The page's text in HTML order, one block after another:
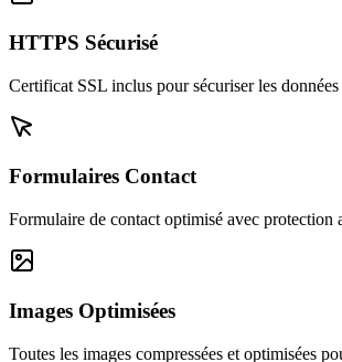
HTTPS Sécurisé
Certificat SSL inclus pour sécuriser les
Formulaires Contact
Formulaire de contact optimisé avec protection
Images Optimisées
Toutes les images compressées et optimisées